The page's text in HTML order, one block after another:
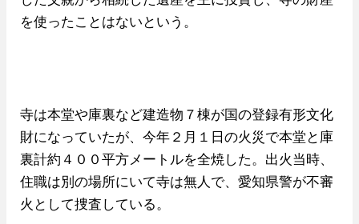
を使ったことはないという。
寺は本堂や庫裏など建造物７棟が国の登録有形文化
財になっていたが、今年２月１日の火災で本堂と庫
裏計約４００平方メートルを全焼した。出火当時、
住職は別の場所にいて寺は無人で、愛知県警が不審
火として捜査している。